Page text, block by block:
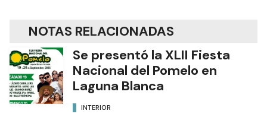
NOTAS RELACIONADAS
Se presentó la XLII Fiesta
Nacional del Pomelo en
Laguna Blanca
INTERIOR